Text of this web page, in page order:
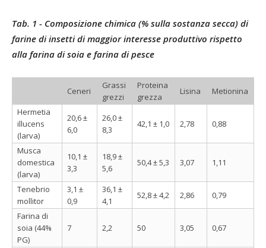
Tab. 1 - Composizione chimica (% sulla sostanza secca) di
farine di insetti di maggior interesse produttivo rispetto
alla farina di soia e farina di pesce
Ceneri
Grassi
grezzi
Proteina
grezza
Lisina
Metionina
Hermetia
illucens
(larva)
20,6 ±
6,0
26,0 ±
8,3
42,1 ± 1,0 2,78 0,88
Musca
domestica
(larva)
10,1 ±
3,3
18,9 ±
5,6
50,4 ± 5,3 3,07 1,11
Tenebrio
mollitor
3,1 ±
0,9
36,1 ±
4,1
52,8 ± 4,2 2,86
0,79
Farina di
soia (44%
PG)
7 2,2 50 3,05 0,67